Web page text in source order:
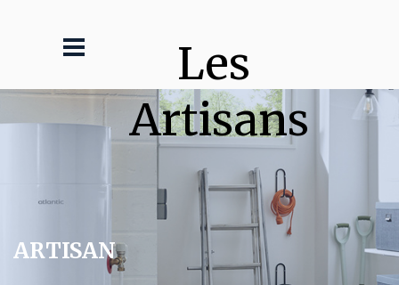
Les
Artisans
ARTISAN